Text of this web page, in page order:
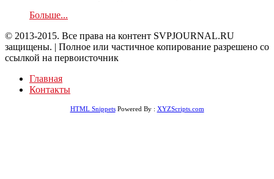
Больше...
© 2013-2015. Все права на контент SVPJOURNAL.RU
защищены. | Полное или частичное копирование разрешено со
ссылкой на первоисточник
Главная
Контакты
HTML SnippetsPowered By : XYZScripts.com